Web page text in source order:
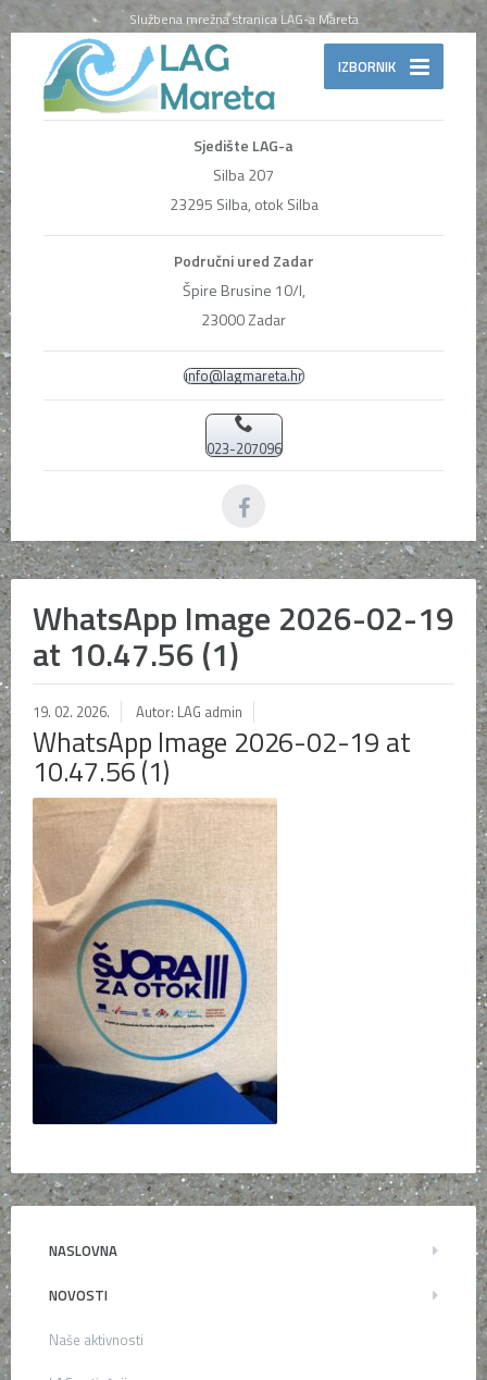
Službena mrežna stranica LAG-a Mareta
IZBORNIK
Sjedište LAG-a
Silba 207
23295 Silba, otok Silba
Područni ured Zadar
Špire Brusine 10/I,
23000 Zadar
info@lagmareta.hr
023-207096
WhatsApp Image 2026-02-19
at 10.47.56 (1)
19. 02. 2026. Autor: LAG admin
WhatsApp Image 2026-02-19 at
10.47.56 (1)
NASLOVNA
NOVOSTI
Naše aktivnosti